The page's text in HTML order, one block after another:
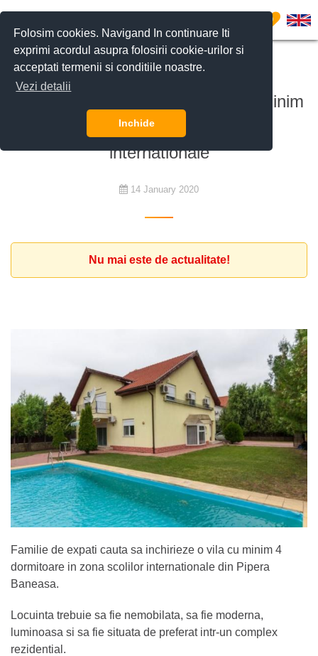
Folosim cookies. Navigand In continuare Iti
exprimi acordul asupra folosirii cookie-urilor si
acceptati termenii si conditiile noastre.
Vezi detalii
Inchide
0
De închiriat
Familie de expati cauta o vila cu minim
4 dormitoare in zona scolilor
internationale
14 January 2020
Nu mai este de actualitate!
Familie de expati cauta sa inchirieze o vila cu minim 4
dormitoare in zona scolilor internationale din Pipera
Baneasa.
Locuinta trebuie sa fie nemobilata, sa fie moderna,
luminoasa si sa fie situata de preferat intr-un complex
rezidential.